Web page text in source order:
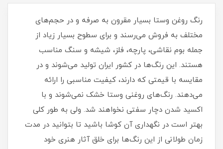
رنگ روغن وستا بسیار مقرون به صرفه و در حجم‌های
مختلف به فروش می‌رسند و برای سطوح بسیار زیاد از
جمله بوم نقاشی، پارچه، فلز، شیشه و سنگ مناسب
هستند. این رنگ‌ها در کشور ایران تولید می‌شوند و در
مقایسه با قیمتی که دارند، کیفیت مناسبی را ارائه
می‌دهند. رنگ‌های روغنی وستا خشک نمی‌شوند و با
اکسید شدن دچار سفتی نخواهند شد. ولی به طور کلی
بهتر است در نگهداری آن کوشا باشید تا بتوانید در مدت
زمان طولانی از این رنگ‌ها برای خلق آثار هنری خود